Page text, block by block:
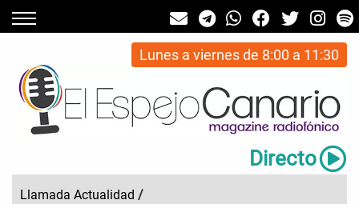
Lunes a viernes de 8:00 a 11:30
Directo
Llamada Actualidad /